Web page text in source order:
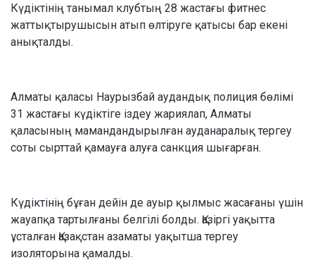
Күдіктінің танымал клубтың 28 жастағы фитнес
жаттықтырушысын атып өлтіруге қатысы бар екені
анықталды.
Алматы қаласы Наурызбай аудандық полиция бөлімі
31 жастағы күдіктіге іздеу жариялап, Алматы
қаласының мамандандырылған ауданаралық тергеу
соты сырттай қамауға алуға санкция шығарған.
Күдіктінің бұған дейін де ауыр қылмыс жасағаны үшін
жауапқа тартылғаны белгілі болды. Қазіргі уақытта
ұсталған Қазақстан азаматы уақытша тергеу
изоляторына қамалды.